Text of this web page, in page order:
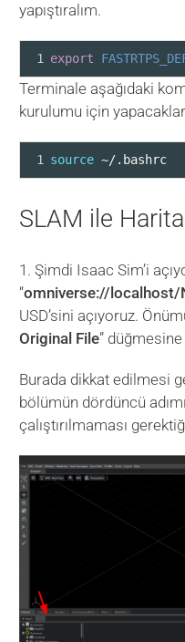
yapıştıralım.
1 export
Terminale aşağıdaki
kurulumu için
1 source ~/.bashrc
SLAM ile
1. Şimdi Isaac Sim’i
“omniverse://localhost/
USD’sini açıyoruz.
Original File” düğmesine
Burada dikkat edilmesi
bölümün dördüncü
çalıştırılmaması